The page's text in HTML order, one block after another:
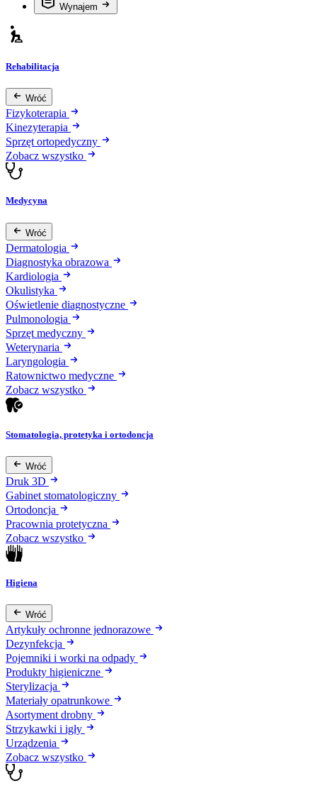
Wynajem
Rehabilitacja
Wróć
Fizykoterapia
Kinezyterapia
Sprzęt ortopedyczny
Zobacz wszystko
Medycyna
Wróć
Dermatologia
Diagnostyka obrazowa
Kardiologia
Okulistyka
Oświetlenie diagnostyczne
Pulmonologia
Sprzęt medyczny
Weterynaria
Laryngologia
Ratownictwo medyczne
Zobacz wszystko
Stomatologia, protetyka i ortodoncja
Wróć
Druk 3D
Gabinet stomatologiczny
Ortodoncja
Pracownia protetyczna
Zobacz wszystko
Higiena
Wróć
Artykuły ochronne jednorazowe
Dezynfekcja
Pojemniki i worki na odpady
Produkty higieniczne
Sterylizacja
Materiały opatrunkowe
Asortyment drobny
Strzykawki i igły
Urządzenia
Zobacz wszystko